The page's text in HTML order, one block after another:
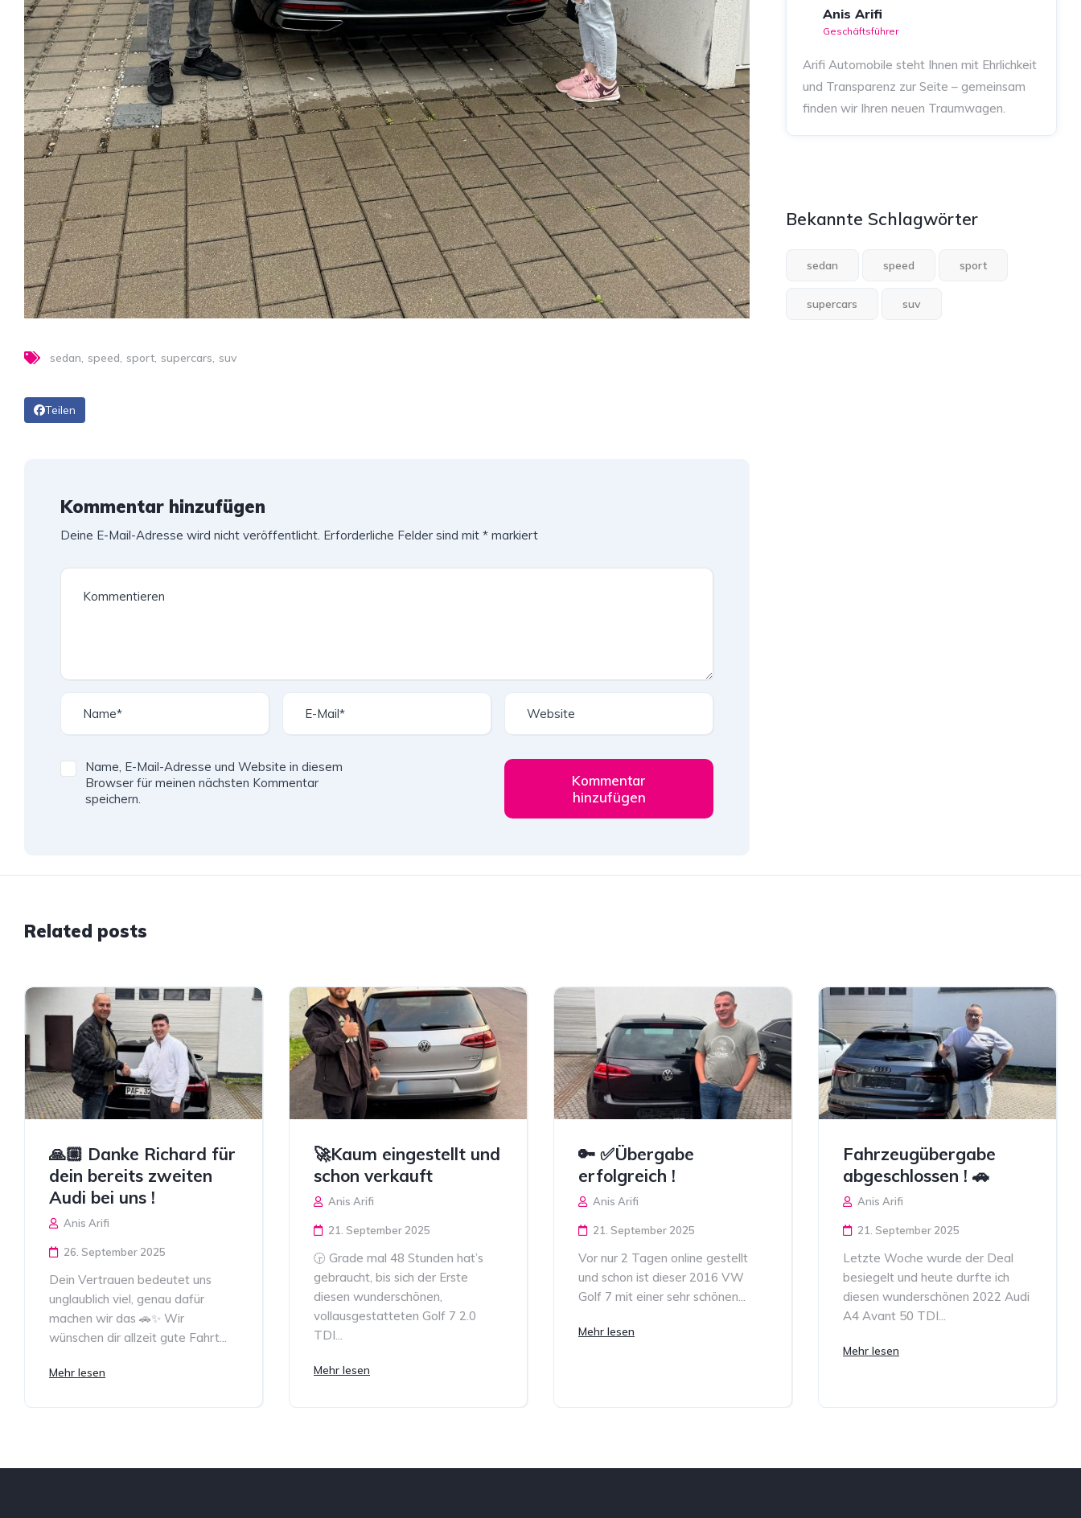
sedan speed sport supercars suv
Teilen
Kommentar hinzufügen
Deine E-Mail-Adresse wird nicht veröffentlicht. Erforderliche Felder sind mit * markiert
Name, E-Mail-Adresse und Website in diesem
Browser für meinen nächsten Kommentar
speichern.
Kommentar
hinzufügen
Anis Arifi
Geschäftsführer
Arifi Automobile steht Ihnen mit Ehrlichkeit
und Transparenz zur Seite – gemeinsam
finden wir Ihren neuen Traumwagen.
Bekannte Schlagwörter
sedan speed sport
supercars suv
Related posts
🙏🏼 Danke Richard für
dein bereits zweiten
Audi bei uns !
Anis Arifi
26. September 2025
Dein Vertrauen bedeutet uns
unglaublich viel, genau dafür
machen wir das 🚗✨ Wir
wünschen dir allzeit gute Fahrt...
Mehr lesen
🚀Kaum eingestellt und
schon verkauft
Anis Arifi
21. September 2025
🕞 Grade mal 48 Stunden hat’s
gebraucht, bis sich der Erste
diesen wunderschönen,
vollausgestatteten Golf 7 2.0
TDI...
Mehr lesen
🔑 ✅Übergabe
erfolgreich !
Anis Arifi
21. September 2025
Vor nur 2 Tagen online gestellt
und schon ist dieser 2016 VW
Golf 7 mit einer sehr schönen...
Mehr lesen
Fahrzeugübergabe
abgeschlossen ! 🚗
Anis Arifi
21. September 2025
Letzte Woche wurde der Deal
besiegelt und heute durfte ich
diesen wunderschönen 2022 Audi
A4 Avant 50 TDI...
Mehr lesen